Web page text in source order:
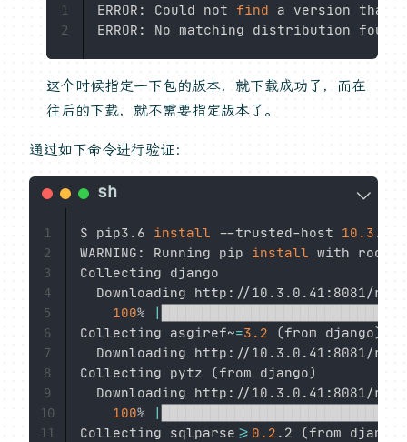
ERROR: Could not find a version that
ERROR: No matching distribution
1
2
这个时候指定一下包的版本，就下载成功了，而在
往后的下载，就不需要指定版本了。
通过如下命令进行验证：
$ pip3.6 install --trusted-host 10.3
WARNING: Running pip install with root
Collecting django
Downloading http://10.3.0.41:8081/
100% |
Collecting asgiref~=3.2 (from django)
Downloading http://10.3.0.41:8081/
Collecting pytz
(from django)
Downloading http://10.3.0.41:8081/
100% |
Collecting sqlparse >= 0.2 .2 (from django
1
2
3
4
5
6
7
8
9
10
11